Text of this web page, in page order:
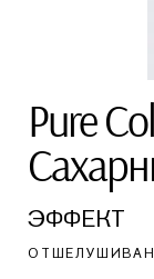
Pure
ЭФФЕКТ